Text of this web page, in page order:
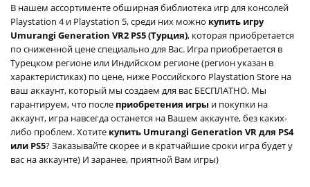
В нашем ассортименте обширная библиотека игр для консолей
Playstation 4 и Playstation 5, среди них можно купить игру
Umurangi Generation VR2 PS5 (Турция), которая приобретается
по сниженной цене специально для Вас. Игра приобретается в
Турецком регионе или Индийском регионе (регион указан в
характеристиках) по цене, ниже Российского Playstation Store на
ваш аккаунт, который мы создаем для вас БЕСПЛАТНО. Мы
гарантируем, что после приобретения игры и покупки на
аккаунт, игра навсегда останется на Вашем аккаунте, без каких-
либо проблем. Хотите купить Umurangi Generation VR для PS4
или PS5? Заказывайте скорее и в кратчайшие сроки игра будет у
вас на аккаунте) И заранее, приятной Вам игры)